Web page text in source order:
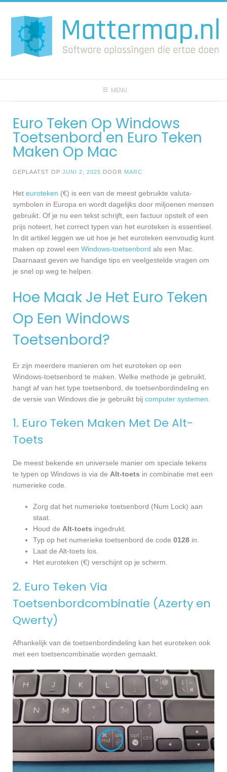
naar
inhoud
MENU
Euro Teken Op Windows
Toetsenbord en Euro Teken
Maken Op Mac
GEPLAATST OP JUNI 2, 2025 DOOR MARC
Het euroteken (€) is een van de meest gebruikte valuta-
symbolen in Europa en wordt dagelijks door miljoenen mensen
gebruikt. Of je nu een tekst schrijft, een factuur opstelt of een
prijs noteert, het correct typen van het euroteken is essentieel.
In dit artikel leggen we uit hoe je het euroteken eenvoudig kunt
maken op zowel een Windows-toetsenbord als een Mac.
Daarnaast geven we handige tips en veelgestelde vragen om
je snel op weg te helpen.
Hoe Maak Je Het Euro Teken
Op Een Windows
Toetsenbord?
Er zijn meerdere manieren om het euroteken op een
Windows-toetsenbord te maken. Welke methode je gebruikt,
hangt af van het type toetsenbord, de toetsenbordindeling en
de versie van Windows die je gebruikt bij computer systemen
1. Euro Teken Maken Met De Alt-
Toets
De meest bekende en universele manier om speciale tekens
te typen op Windows is via de Alt-toets in combinatie met een
numerieke code.
Zorg dat het numerieke toetsenbord (Num Lock) aan
staat.
Houd de Alt-toets ingedrukt.
Typ op het numerieke toetsenbord de code 0128 in.
Laat de Alt-toets los.
Het euroteken (€) verschijnt op je scherm.
2. Euro Teken Via
Toetsenbordcombinatie (Azerty en
Qwerty)
Afhankelijk van de toetsenbordindeling kan het euroteken ook
met een toetsencombinatie worden gemaakt.